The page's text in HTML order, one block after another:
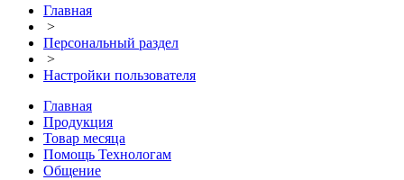
Главная
>
Персональный раздел
>
Настройки пользователя
Главная
Продукция
Товар месяца
Помощь Технологам
Общение